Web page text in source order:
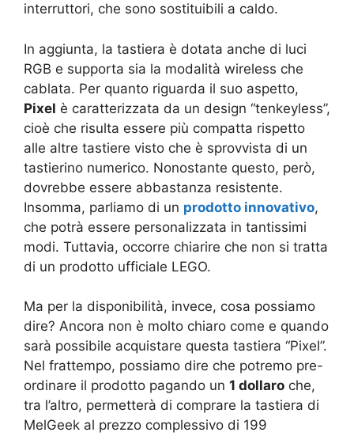
interruttori, che sono sostituibili a caldo.
In aggiunta, la tastiera è dotata anche di luci
RGB e supporta sia la modalità wireless che
cablata. Per quanto riguarda il suo aspetto,
Pixel è caratterizzata da un design “tenkeyless”,
cioè che risulta essere più compatta rispetto
alle altre tastiere visto che è sprovvista di un
tastierino numerico. Nonostante questo, però,
dovrebbe essere abbastanza resistente.
Insomma, parliamo di un prodotto innovativo,
che potrà essere personalizzata in tantissimi
modi. Tuttavia, occorre chiarire che non si tratta
di un prodotto ufficiale LEGO.
Ma per la disponibilità, invece, cosa possiamo
dire? Ancora non è molto chiaro come e quando
sarà possibile acquistare questa tastiera “Pixel”.
Nel frattempo, possiamo dire che potremo pre-
ordinare il prodotto pagando un 1 dollaro che,
tra l’altro, permetterà di comprare la tastiera di
MelGeek al prezzo complessivo di 199